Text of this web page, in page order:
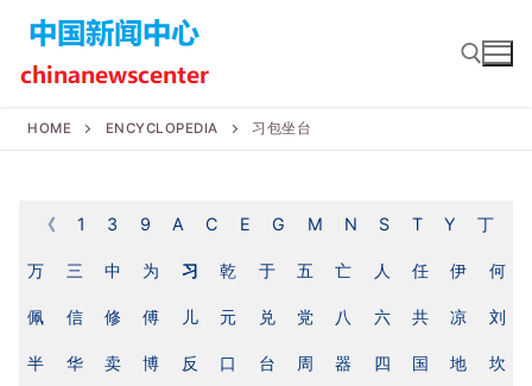
content
HOME ENCYCLOPEDIA 习包坐台
《 1 3 9 A C E G M N S T Y 丁
万 三 中 为 习 乾 于 五 亡 人 任 伊 何
佩 信 修 傅 儿 元 兑 党 八 六 共 凉 刘
半 华 卖 博 反 口 台 周 器 四 国 地 坎